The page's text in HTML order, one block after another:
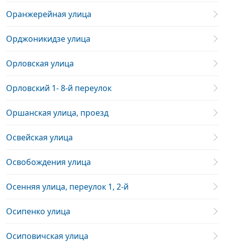
Оранжерейная улица
Орджоникидзе улица
Орловская улица
Орловский 1- 8-й переулок
Оршанская улица, проезд
Освейская улица
Освобождения улица
Осенняя улица, переулок 1, 2-й
Осипенко улица
Осиповичская улица